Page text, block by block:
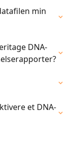
min
DNA-
et DNA-